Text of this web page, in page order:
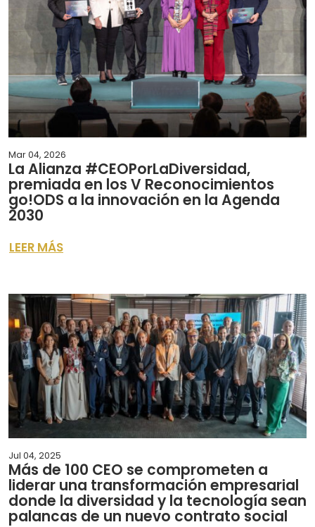
Mar 04, 2026
La Alianza #CEOPorLaDiversidad,
premiada en los V Reconocimientos
go!ODS a la innovación en la Agenda
2030
LEER MÁS
Jul 04, 2025
Más de 100 CEO se comprometen a
liderar una transformación empresarial
donde la diversidad y la tecnología sean
palancas de un nuevo contrato social